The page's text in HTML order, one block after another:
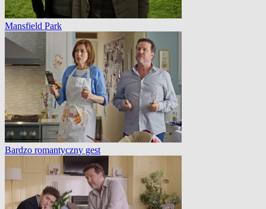
Mansfield Park
Bardzo romantyczny gest